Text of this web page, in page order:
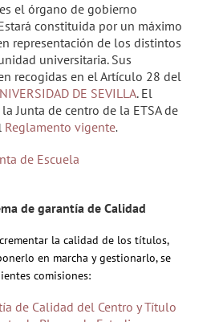
el órgano de gobierno
constituida por un máximo
representación de los distintos
universitaria. Sus
recogidas en el Artículo 28 del
DE SEVILLA. El
Junta de centro de la ETSA de
Reglamento vigente.
de Escuela
de garantía de Calidad
la calidad de los títulos,
en marcha y gestionarlo, se
comisiones:
de Calidad del Centro y Título